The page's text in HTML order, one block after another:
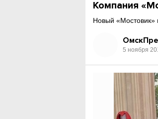
Компания
Новый «Мостовик»
5 ноября